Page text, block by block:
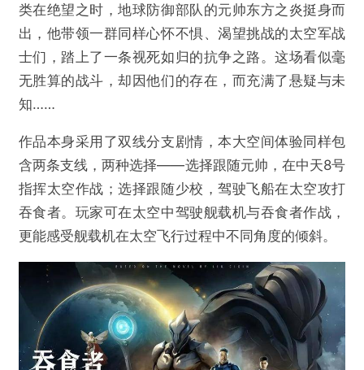
类在绝望之时，地球防御部队的元帅东方之炎挺身而
出，他带领一群同样心怀不惧、渴望挑战的太空军战
士们，踏上了一条视死如归的抗争之路。这场看似毫
无胜算的战斗，却因他们的存在，而充满了悬疑与未
知……
作品本身采用了双线分支剧情，本大空间体验同样包
含两条支线，两种选择——选择跟随元帅，在中天8号
指挥太空作战；选择跟随少校，驾驶飞船在太空攻打
吞食者。玩家可在太空中驾驶舰载机与吞食者作战，
更能感受舰载机在太空飞行过程中不同角度的倾斜。